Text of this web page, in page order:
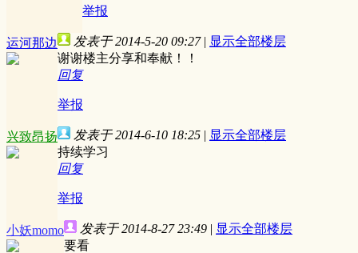
举报
运河那边 发表于 2014-5-20 09:27 | 显示全部楼层
谢谢楼主分享和奉献！！
回复
举报
兴致昂扬 发表于 2014-6-10 18:25 | 显示全部楼层
持续学习
回复
举报
小妖momo 发表于 2014-8-27 23:49 | 显示全部楼层
要看